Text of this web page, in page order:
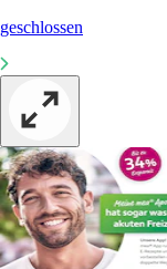
geschlossen